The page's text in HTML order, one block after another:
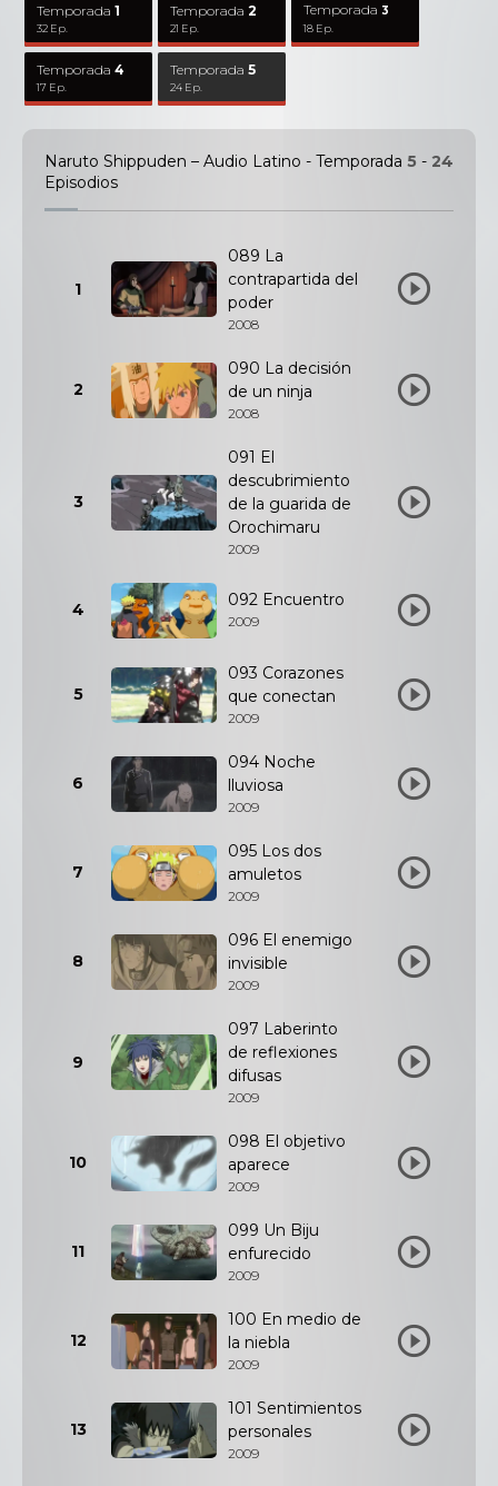
Temporada1
32 Ep.
Temporada2
21 Ep.
Temporada3
18 Ep.
Temporada4
17 Ep.
Temporada5
24 Ep.
Naruto Shippuden – Audio Latino - Temporada 5 - 24
Episodios
1
089 La
contrapartida del
poder
2008
2
090 La decisión
de un ninja
2008
3
091 El
descubrimiento
de la guarida de
Orochimaru
2009
4 092 Encuentro
2009
5
093 Corazones
que conectan
2009
6
094 Noche
lluviosa
2009
7
095 Los dos
amuletos
2009
8
096 El enemigo
invisible
2009
9
097 Laberinto
de reflexiones
difusas
2009
10
098 El objetivo
aparece
2009
11
099 Un Biju
enfurecido
2009
12
100 En medio de
la niebla
2009
13
101 Sentimientos
personales
2009